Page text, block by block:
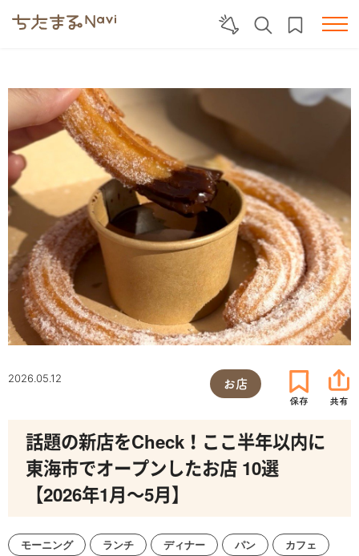
2026.05.12 お店
話題の新店をCheck！ここ半年以内に
東海市でオープンしたお店 10選
【2026年1月～5月】
モーニング ランチ ディナー パン
カフェ